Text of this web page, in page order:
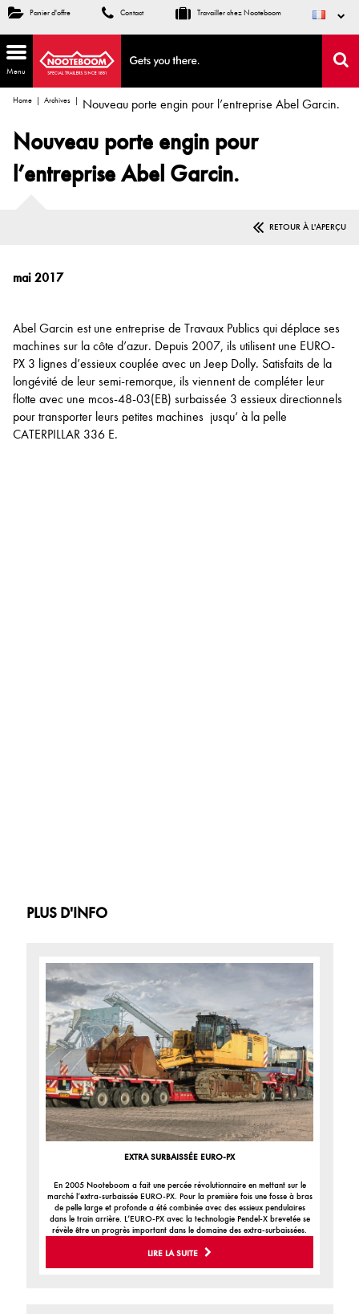
Panier d'offre Contact Travailler chez Nooteboom
Menu
Home Archives Nouveau porte engin pour l’entreprise Abel Garcin.
Nouveau porte engin pour
l’entreprise Abel Garcin.
RETOUR À L'APERÇU
mai 2017
Abel Garcin est une entreprise de Travaux Publics qui déplace ses
machines sur la côte d’azur. Depuis 2007, ils utilisent une EURO-
PX 3 lignes d’essieux couplée avec un Jeep Dolly. Satisfaits de la
longévité de leur semi-remorque, ils viennent de compléter leur
flotte avec une mcos-48-03(EB) surbaissée 3 essieux directionnels
pour transporter leurs petites machines jusqu‘ à la pelle
CATERPILLAR 336 E.
PLUS D'INFO
EXTRA SURBAISSÉE EURO-PX
En 2005 Nooteboom a fait une percée révolutionnaire en mettant sur le
marché l’extra-surbaissée EURO-PX. Pour la première fois une fosse à bras
de pelle large et profonde a été combinée avec des essieux pendulaires
dans le train arrière. L’EURO-PX avec la technologie Pendel-X brevetée se
révèle être un progrès important dans le domaine des extra-surbaissées.
LIRE LA SUITE